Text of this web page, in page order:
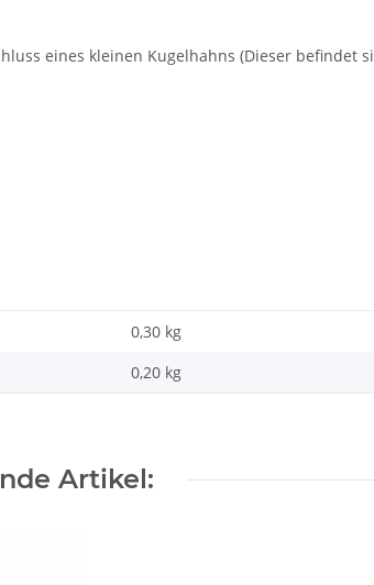
eines kleinen Kugelhahns (Dieser befindet
0,30 kg
0,20 kg
Artikel: